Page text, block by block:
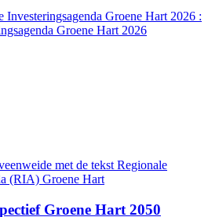
Investeringsagenda Groene Hart 2026 :
Groene Hart 2026
Groene Hart 2050